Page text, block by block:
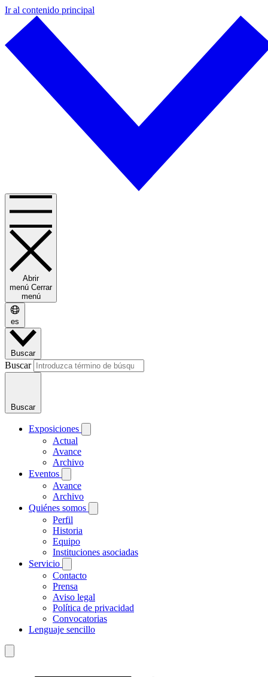
Ir al contenido principal
Abrir
menú Cerrar
menú
es
Buscar
Buscar
Buscar
Exposiciones
Actual
Avance
Archivo
Eventos
Avance
Archivo
Quiénes somos
Perfil
Historia
Equipo
Instituciones asociadas
Servicio
Contacto
Prensa
Aviso legal
Política de privacidad
Convocatorias
Lenguaje sencillo